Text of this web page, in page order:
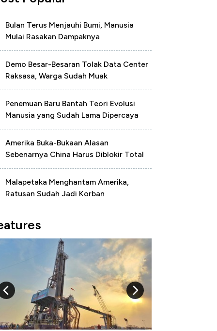
Bulan Terus Menjauhi Bumi, Manusia
Mulai Rasakan Dampaknya
Demo Besar-Besaran Tolak Data Center
Raksasa, Warga Sudah Muak
Penemuan Baru Bantah Teori Evolusi
Manusia yang Sudah Lama Dipercaya
Amerika Buka-Bukaan Alasan
Sebenarnya China Harus Diblokir Total
Malapetaka Menghantam Amerika,
Ratusan Sudah Jadi Korban